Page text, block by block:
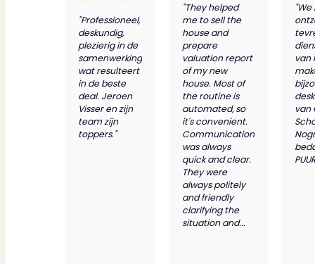
"Professioneel,
deskundig,
plezierig in de
samenwerking
wat resulteert
in de beste
deal. Jeroen
Visser en zijn
team zijn
toppers."
"They helped
me to sell the
house and
prepare
valuation report
of my new
house. Most of
the routine is
automated, so
it's convenient.
Communication
was always
quick and clear.
They were
always politely
and friendly
clarifying the
situation and...
"We
van
van